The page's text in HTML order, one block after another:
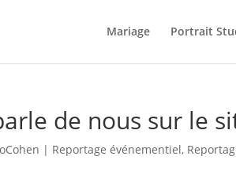
Mariage Portrait
de nous sur le
| Reportage événementiel,